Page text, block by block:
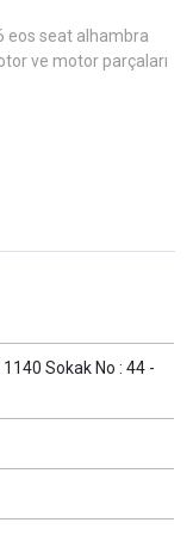
eos seat alhambra
ve motor parçaları
Sokak No : 44 -